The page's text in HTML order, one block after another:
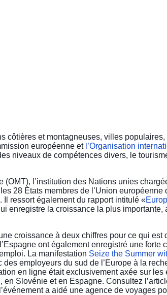
côtières et montagneuses, villes
européenne et l’Organisation
niveaux de compétences divers, le
l’institution des Nations unies
28 États membres de l’Union
ressort également du rapport intitulé «
enregistre la croissance la plus
croissance à deux chiffres pour ce qui
ont également enregistré une
La manifestation Seize the Summer
employeurs du sud de l’Europe à la
en ligne était exclusivement axée sur
Slovénie et en Espagne. Consultez
a aidé une agence de voyages